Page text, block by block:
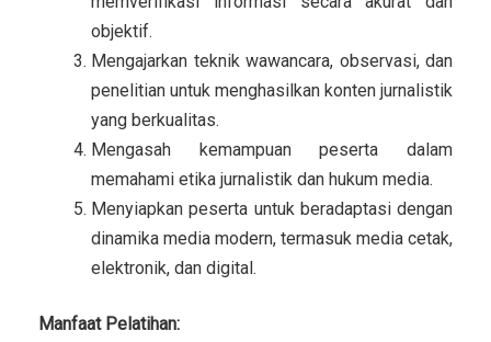
objektif.
Mengajarkan teknik wawancara, observasi, dan
penelitian untuk menghasilkan konten jurnalistik
yang berkualitas.
Mengasah kemampuan peserta dalam
memahami etika jurnalistik dan hukum media.
Menyiapkan peserta untuk beradaptasi dengan
dinamika media modern, termasuk media cetak,
elektronik, dan digital.
Manfaat Pelatihan: